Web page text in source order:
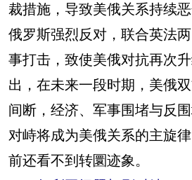
裁措施，导致美俄关系持续
俄罗斯强烈反对，联合英法
事打击，致使美俄对抗再次
出，在未来一段时期，美俄
间断，经济、军事围堵与反
对峙将成为美俄关系的主旋
前还看不到转圜迹象。